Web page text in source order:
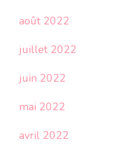
août 2022
juillet 2022
juin 2022
mai 2022
avril 2022